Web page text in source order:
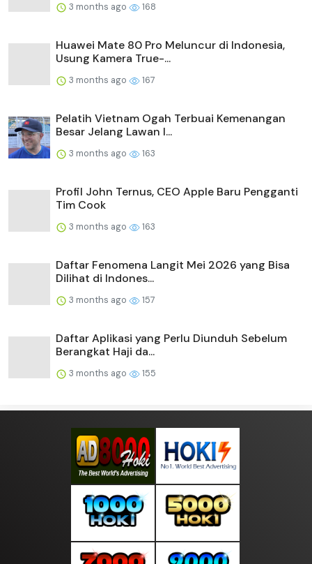
3 months ago 168
Huawei Mate 80 Pro Meluncur di Indonesia,
Usung Kamera True-...
3 months ago 167
Pelatih Vietnam Ogah Terbuai Kemenangan
Besar Jelang Lawan I...
3 months ago 163
Profil John Ternus, CEO Apple Baru Pengganti
Tim Cook
3 months ago 163
Daftar Fenomena Langit Mei 2026 yang Bisa
Dilihat di Indones...
3 months ago 157
Daftar Aplikasi yang Perlu Diunduh Sebelum
Berangkat Haji da...
3 months ago 155